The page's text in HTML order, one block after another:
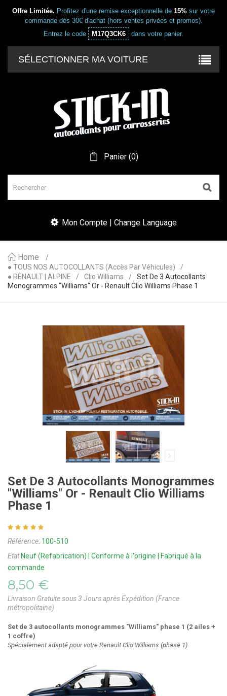
Offre Limitée. Profitez d'une remise exceptionnelle de 15% sur votre
commande dès 30€ d'achat (hors ventes privées et promos).
Entrez le code
M17Q3CK6 dans votre panier.
SÉLECTIONNER MA VOITURE
Panier(0)
Mon Compte | Change Language
Home
● TOUS NOS AUTOCOLLANTS (accès Par Véhicules)
● RENAULT | ALPINE
Clio Williams
Set De 3 Autocollants
Monogrammes "Williams" Or - Renault Clio Williams Phase 1
Set De 3 Autocollants Monogrammes
"Williams" Or - Renault Clio Williams
Phase 1
Référence: 100-510
Etat Neuf (Refabrication) | Conforme à l'origine | Fabriqué à la
commande
8,50 €
Livraison Gratuite sous 3 Jours après Expédition (France
métropolitaine)
Set de 3 autocollants monogrammes "Williams" phase 1 (2 ailes +
1 coffre)
Spécialement adapté pour votre Renault Clio Williams (phase 1)